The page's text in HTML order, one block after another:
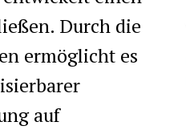
Durch die
ermöglicht es
auf